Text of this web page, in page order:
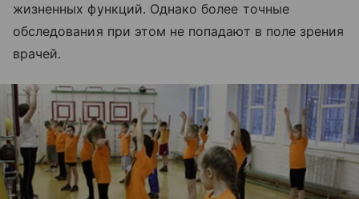
жизненных функций. Однако более точные
обследования при этом не попадают в поле зрения
врачей.